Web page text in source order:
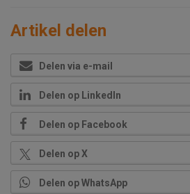
Artikel delen
Delen via e-mail
Delen op LinkedIn
Delen op Facebook
Delen op X
Delen op WhatsApp